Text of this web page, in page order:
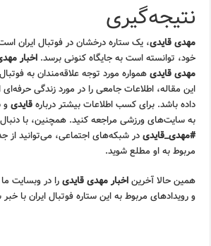
نتیجه‌گیری
مهدی قایدی، یک ستاره درخشان در فوتبال ایران
خود، توانسته است به جایگاه کنونی برسد.اخبار
مهدی قایدیهمواره مورد توجه علاقه‌مندان به
این مقاله، اطلاعات جامعی را در مورد زندگی حرفه‌ای
داده باشد. برای کسب اطلاعات بیشتر دربارهقایدیو
به سایت‌های ورزشی مراجعه کنید. همچنین، با
#مهدی_قایدیدر شبکه‌های اجتماعی، می‌توانید از
مربوط به او مطلع شوید.
همین حالا آخریناخبار مهدی قایدیرا در وبسایت
و رویدادهای مربوط به این ستاره فوتبال ایران با